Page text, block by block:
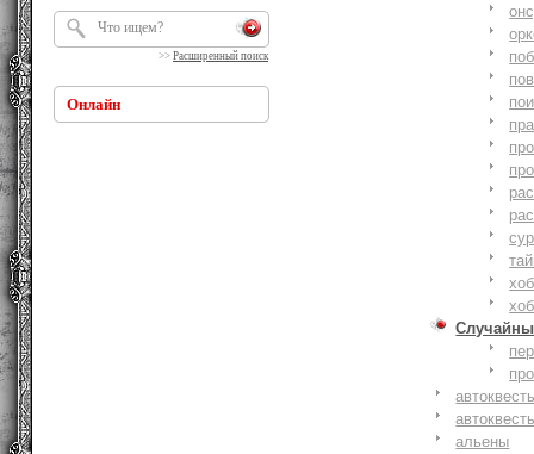
>> Расширенный поиск
Онлайн
альены